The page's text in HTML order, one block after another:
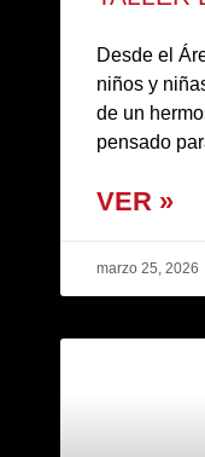
Desde el
niños y
de un
pensado
VER »
marzo 25, 2026